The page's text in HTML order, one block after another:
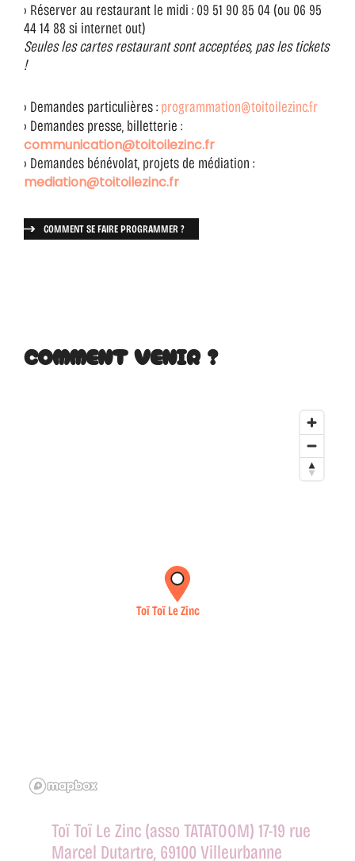
› Réserver au restaurant le midi : 09 51 90 85 04 (ou 06 95
44 14 88 si internet out)
Seules les cartes restaurant sont acceptées, pas les tickets
!
› Demandes particulières : programmation@toitoilezinc.fr
› Demandes presse, billetterie :
communication@toitoilezinc.fr
› Demandes bénévolat, projets de médiation :
mediation@toitoilezinc.fr
COMMENT SE FAIRE PROGRAMMER ?
COMMENT VENIR ?
Toï Toï Le Zinc (asso TATATOOM) 17-19 rue
Marcel Dutartre, 69100 Villeurbanne